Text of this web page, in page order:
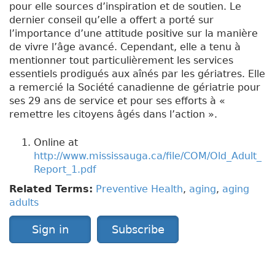
pour elle sources d’inspiration et de soutien. Le
dernier conseil qu’elle a offert a porté sur
l’importance d’une attitude positive sur la manière
de vivre l’âge avancé. Cependant, elle a tenu à
mentionner tout particulièrement les services
essentiels prodigués aux aînés par les gériatres. Elle
a remercié la Société canadienne de gériatrie pour
ses 29 ans de service et pour ses efforts à «
remettre les citoyens âgés dans l’action ».
Online at
http://www.mississauga.ca/file/COM/Old_Adult_
Report_1.pdf
Related Terms: Preventive Health, aging, aging
adults
Sign in Subscribe